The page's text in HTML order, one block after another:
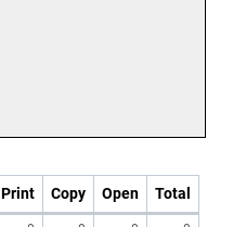
Print Copy Open Total